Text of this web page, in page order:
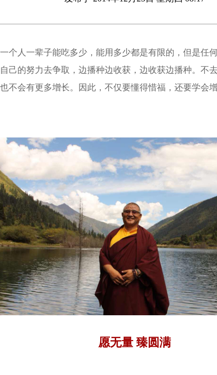
一个人一辈子能吃多少，能用多少都是有限的，但是任
自己的努力去争取，边播种边收获，边收获边播种。不
也不会有更多增长。因此，不仅要懂得惜福，还要学会
愿无量 臻圆满